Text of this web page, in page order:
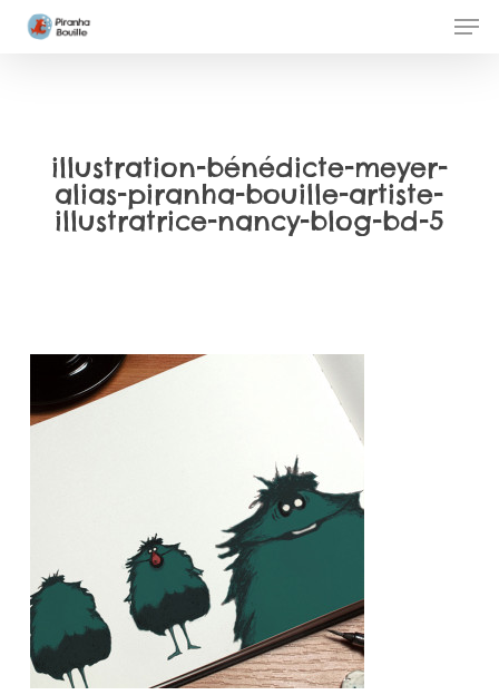
Skip
illustration-bénédicte-meyer-
alias-piranha-bouille-artiste-
illustratrice-nancy-blog-bd-5